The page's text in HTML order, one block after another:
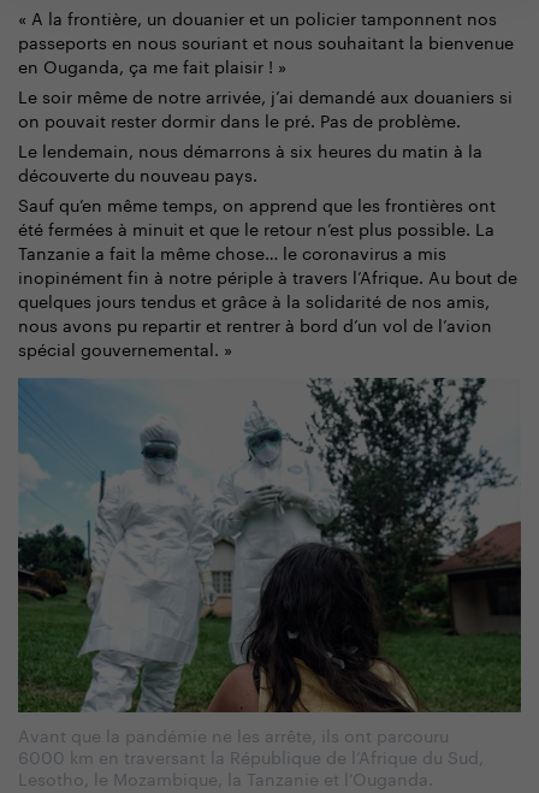
« A la frontière, un douanier et un policier tamponnent nos
passeports en nous souriant et nous souhaitant la bienvenue
en Ouganda, ça me fait plaisir ! »
Le soir même de notre arrivée, j’ai demandé aux douaniers si
on pouvait rester dormir dans le pré. Pas de problème.
Le lendemain, nous démarrons à six heures du matin à la
découverte du nouveau pays.
Sauf qu’en même temps, on apprend que les frontières ont
été fermées à minuit et que le retour n’est plus possible. La
Tanzanie a fait la même chose… le coronavirus a mis
inopinément fin à notre périple à travers l’Afrique. Au bout de
quelques jours tendus et grâce à la solidarité de nos amis,
nous avons pu repartir et rentrer à bord d’un vol de l’avion
spécial gouvernemental. »
Avant que la pandémie ne les arrête, ils ont parcouru
6000 km en traversant la République de l’Afrique du Sud,
Lesotho, le Mozambique, la Tanzanie et l’Ouganda.